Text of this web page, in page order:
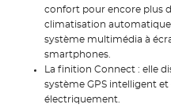
confort pour encore plus
climatisation
système multimédia à
smartphones.
La finition Connect : elle
système GPS intelligent
électriquement.